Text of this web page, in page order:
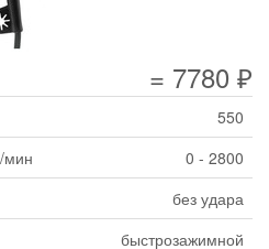
= 7780 ₽
550
мин
0 - 2800
без удара
быстрозажимной